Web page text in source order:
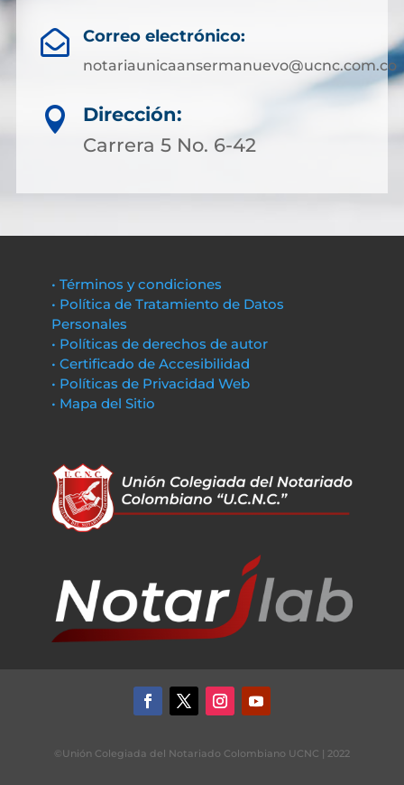
 Correo electrónico:
notariaunicaansermanuevo@ucnc.com.co

Dirección:
Carrera 5 No. 6-42
• Términos y condiciones
• Política de Tratamiento de Datos
Personales
• Políticas de derechos de autor
• Certificado de Accesibilidad
• Políticas de Privacidad Web
• Mapa del Sitio
©Unión Colegiada del Notariado Colombiano UCNC | 2022